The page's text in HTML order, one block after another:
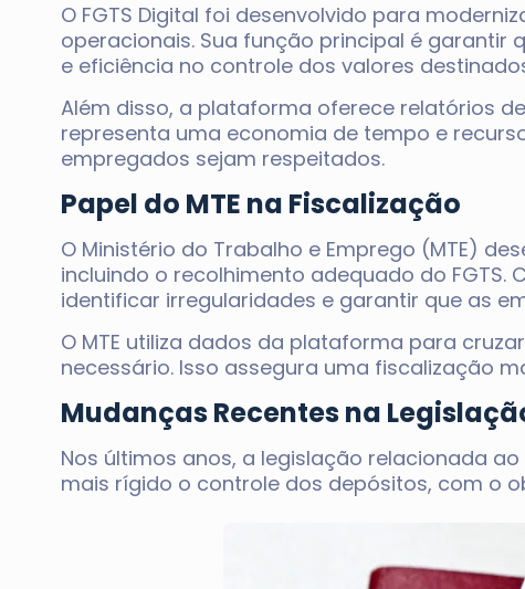
O FGTS Digital foi desenvolvido para
operacionais. Sua função principal é
e eficiência no controle dos valores
Além disso, a plataforma oferece relatórios
representa uma economia de tempo e
empregados sejam respeitados.
Papel do MTE na Fiscalização
O Ministério do Trabalho e Emprego (MTE)
incluindo o recolhimento adequado do FGTS.
identificar irregularidades e garantir que as
O MTE utiliza dados da plataforma para
necessário. Isso assegura uma fiscalização
Mudanças Recentes na
Nos últimos anos, a legislação relacionada
mais rígido o controle dos depósitos, com o